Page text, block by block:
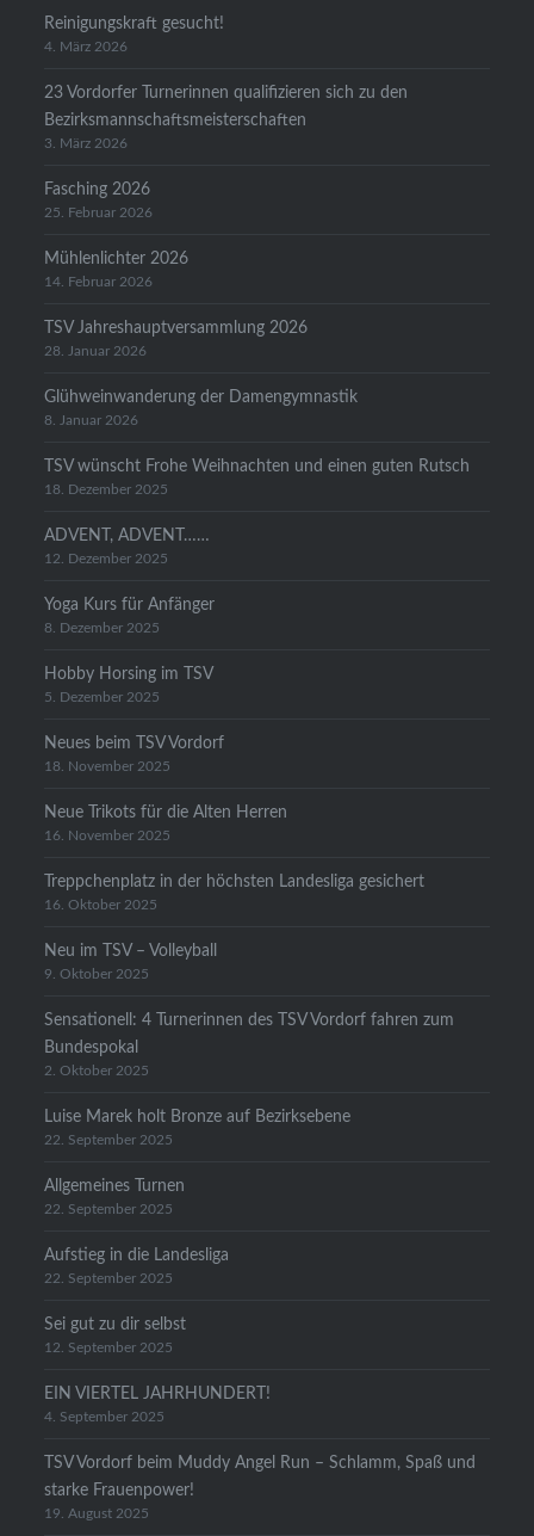
Reinigungskraft gesucht!
4. März 2026
23 Vordorfer Turnerinnen qualifizieren sich zu den
Bezirksmannschaftsmeisterschaften
3. März 2026
Fasching 2026
25. Februar 2026
Mühlenlichter 2026
14. Februar 2026
TSV Jahreshauptversammlung 2026
28. Januar 2026
Glühweinwanderung der Damengymnastik
8. Januar 2026
TSV wünscht Frohe Weihnachten und einen guten Rutsch
18. Dezember 2025
ADVENT, ADVENT……
12. Dezember 2025
Yoga Kurs für Anfänger
8. Dezember 2025
Hobby Horsing im TSV
5. Dezember 2025
Neues beim TSV Vordorf
18. November 2025
Neue Trikots für die Alten Herren
16. November 2025
Treppchenplatz in der höchsten Landesliga gesichert
16. Oktober 2025
Neu im TSV – Volleyball
9. Oktober 2025
Sensationell: 4 Turnerinnen des TSV Vordorf fahren zum
Bundespokal
2. Oktober 2025
Luise Marek holt Bronze auf Bezirksebene
22. September 2025
Allgemeines Turnen
22. September 2025
Aufstieg in die Landesliga
22. September 2025
Sei gut zu dir selbst
12. September 2025
EIN VIERTEL JAHRHUNDERT!
4. September 2025
TSV Vordorf beim Muddy Angel Run – Schlamm, Spaß und
starke Frauenpower!
19. August 2025